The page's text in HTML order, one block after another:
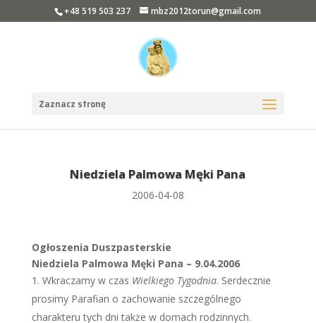
+48 519 503 237 mbz2012torun@gmail.com
Zaznacz stronę
Niedziela Palmowa Męki Pana
2006-04-08
Ogłoszenia Duszpasterskie
Niedziela Palmowa Męki Pana – 9.04.2006
Wkraczamy w czas Wielkiego Tygodnia. Serdecznie
prosimy Parafian o zachowanie szczególnego
charakteru tych dni także w domach rodzinnych.